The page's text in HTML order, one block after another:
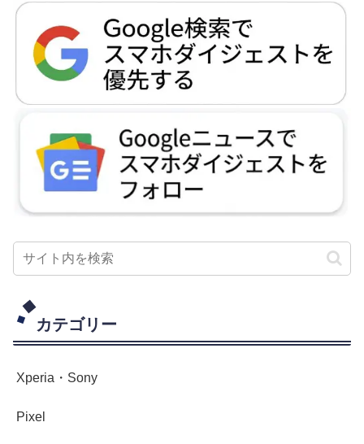
カテゴリー
Xperia・Sony
Pixel